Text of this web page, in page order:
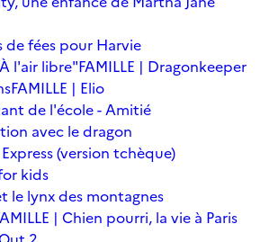
de fées pour Harvie
l'air libre"FAMILLE | Dragonkeeper
FAMILLE | Elio
de l'école - Amitié
avec le dragon
(version tchèque)
kids
le lynx des montagnes
| Chien pourri, la vie à Paris